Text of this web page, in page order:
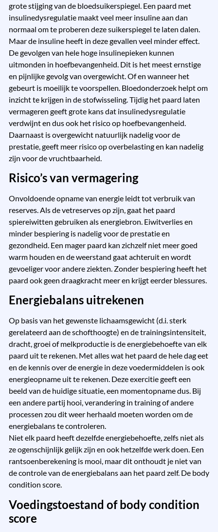
grote stijging van de bloedsuikerspiegel. Een paard met
insulinedysregulatie maakt veel meer insuline aan dan
normaal om te proberen deze suikerspiegel te laten dalen.
Maar de insuline heeft in deze gevallen veel minder effect.
De gevolgen van hele hoge insulinepieken kunnen
uitmonden in hoefbevangenheid. Dit is het meest ernstige
en pijnlijke gevolg van overgewicht. Of en wanneer het
gebeurt is moeilijk te voorspellen. Bloedonderzoek helpt om
inzicht te krijgen in de stofwisseling. Tijdig het paard laten
vermageren geeft grote kans dat insulinedysregulatie
verdwijnt en dus ook het risico op hoefbevangenheid.
Daarnaast is overgewicht natuurlijk nadelig voor de
prestatie, geeft meer risico op overbelasting en kan nadelig
zijn voor de vruchtbaarheid.
Risico’s van vermagering
Onvoldoende opname van energie leidt tot verbruik van
reserves. Als de vetreserves op zijn, gaat het paard
spiereiwitten gebruiken als energiebron. Eiwitverlies en
minder bespiering is nadelig voor de prestatie en
gezondheid. Een mager paard kan zichzelf niet meer goed
warm houden en de weerstand gaat achteruit en wordt
gevoeliger voor andere ziekten. Zonder bespiering heeft het
paard ook geen draagkracht meer en krijgt eerder blessures.
Energiebalans uitrekenen
Op basis van het gewenste lichaamsgewicht (d.i. sterk
gerelateerd aan de schofthoogte) en de trainingsintensiteit,
dracht, groei of melkproductie is de energiebehoefte van elk
paard uit te rekenen. Met alles wat het paard de hele dag eet
en de kennis over de energie in deze voedermiddelen is ook
energieopname uit te rekenen. Deze exercitie geeft een
beeld van de huidige situatie, een momentopname dus. Bij
een andere partij hooi, verandering in training of andere
processen zou dit weer herhaald moeten worden om de
energiebalans te controleren.
Niet elk paard heeft dezelfde energiebehoefte, zelfs niet als
ze ogenschijnlijk gelijk zijn en ook hetzelfde werk doen. Een
rantsoenberekening is mooi, maar dit onthoudt je niet van
de controle van de energiebalans aan het paard zelf. De body
condition score.
Voedingstoestand of body condition
score